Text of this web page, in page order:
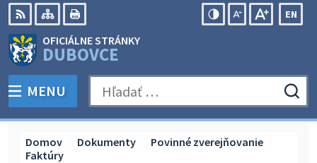
Preskočiť
na
obsah
RSS Mapa
EN
OFICIÁLNE STRÁNKY
DUBOVCE
PREPNÚŤ
MENU Hľadať:
Domov Dokumenty
Povinné zverejňovanie
Faktúry